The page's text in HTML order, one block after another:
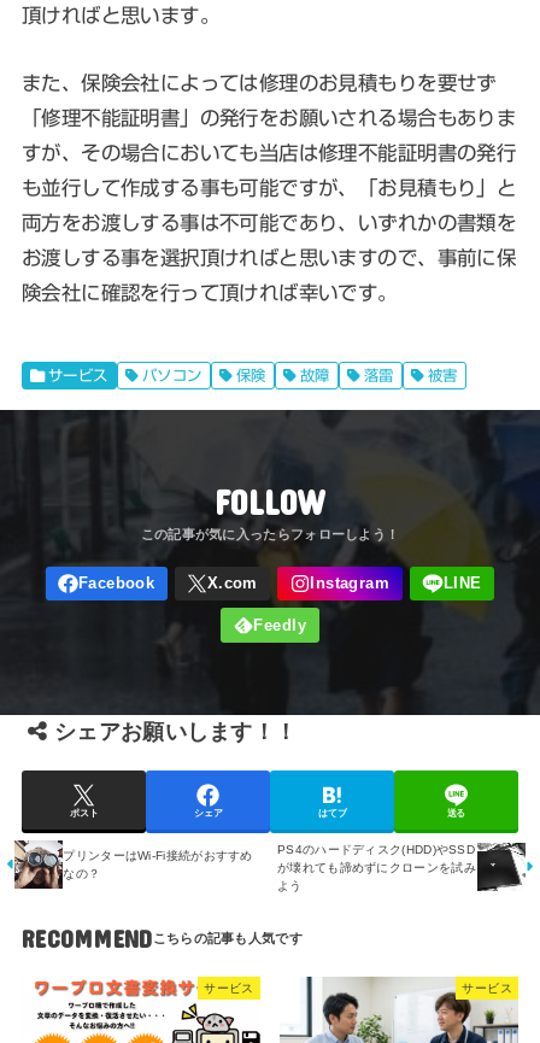
頂ければと思います。
また、保険会社によっては修理のお見積もりを要せず
「修理不能証明書」の発行をお願いされる場合もありま
すが、その場合においても当店は修理不能証明書の発行
も並行して作成する事も可能ですが、「お見積もり」と
両方をお渡しする事は不可能であり、いずれかの書類を
お渡しする事を選択頂ければと思いますので、事前に保
険会社に確認を行って頂ければ幸いです。
サービス パソコン 保険 故障 落雷 被害
FOLLOW
シェアお願いします！！
ポスト シェア はてブ 送る
PS4のハードディスク(HDD)やSSD
が壊れても諦めずにクローンを試み
よう
プリンターはWi-Fi接続がおすすめ
なの？
RECOMMEND
サービス サービス